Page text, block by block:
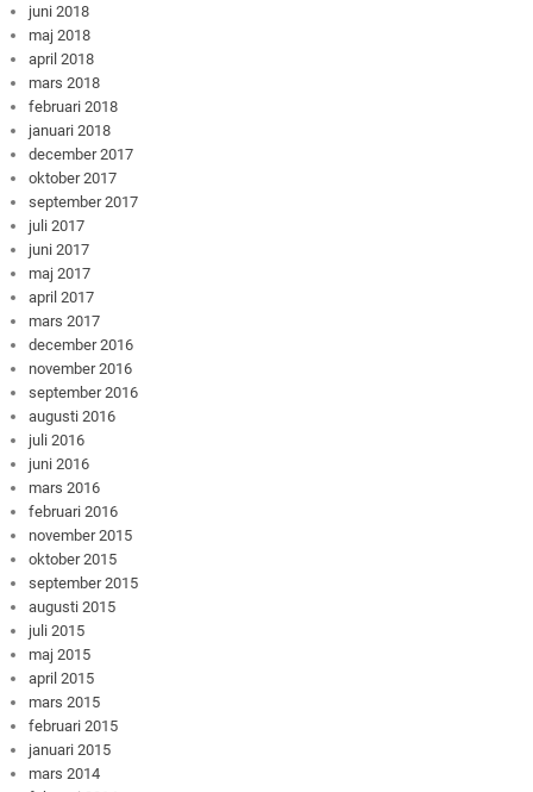
juni 2018
maj 2018
april 2018
mars 2018
februari 2018
januari 2018
december 2017
oktober 2017
september 2017
juli 2017
juni 2017
maj 2017
april 2017
mars 2017
december 2016
november 2016
september 2016
augusti 2016
juli 2016
juni 2016
mars 2016
februari 2016
november 2015
oktober 2015
september 2015
augusti 2015
juli 2015
maj 2015
april 2015
mars 2015
februari 2015
januari 2015
mars 2014